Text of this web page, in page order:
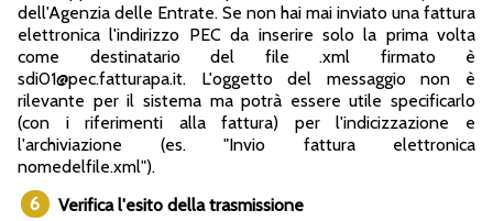
dell'Agenzia delle Entrate. Se non hai mai inviato una fattura
elettronica l'indirizzo PEC da inserire solo la prima volta
come destinatario del file .xml firmato è
sdi01@pec.fatturapa.it. L'oggetto del messaggio non è
rilevante per il sistema ma potrà essere utile specificarlo
(con i riferimenti alla fattura) per l'indicizzazione e
l'archiviazione (es. "Invio fattura elettronica
nomedelfile.xml").
6
Verifica l'esito della trasmissione